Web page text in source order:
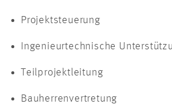
Projektsteuerung
Ingenieurtechnische
Teilprojektleitung
Bauherrenvertretung